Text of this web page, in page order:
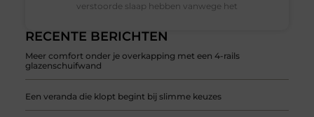
RECENTE BERICHTEN
Meer comfort onder je overkapping met een 4-rails
glazenschuifwand
Een veranda die klopt begint bij slimme keuzes
verstoorde slaap hebben vanwege het